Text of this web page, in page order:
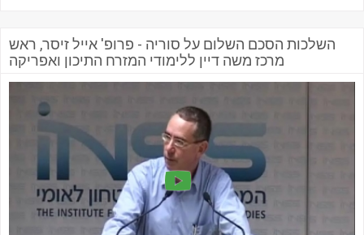
השלכות הסכם השלום על סוריה - פרופ' אייל זיסר, ראש
מרכז משה דיין ללימודי המזרח התיכון ואפריקה